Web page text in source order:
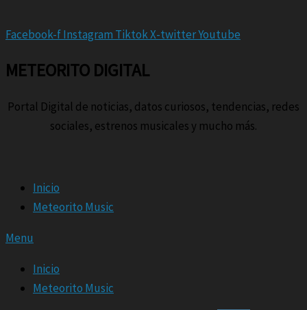
Facebook-fInstagram TiktokX-twitterYoutube
METEORITO DIGITAL
Portal Digital de noticias, datos curiosos, tendencias, redes
sociales, estrenos musicales y mucho más.
Inicio
Meteorito Music
Menu
Inicio
Meteorito Music